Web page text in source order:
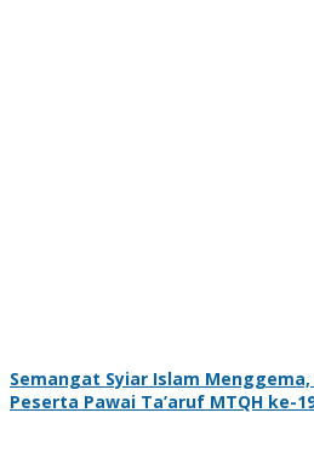
Semangat Syiar Islam
Peserta Pawai Ta’aruf MTQH ke-